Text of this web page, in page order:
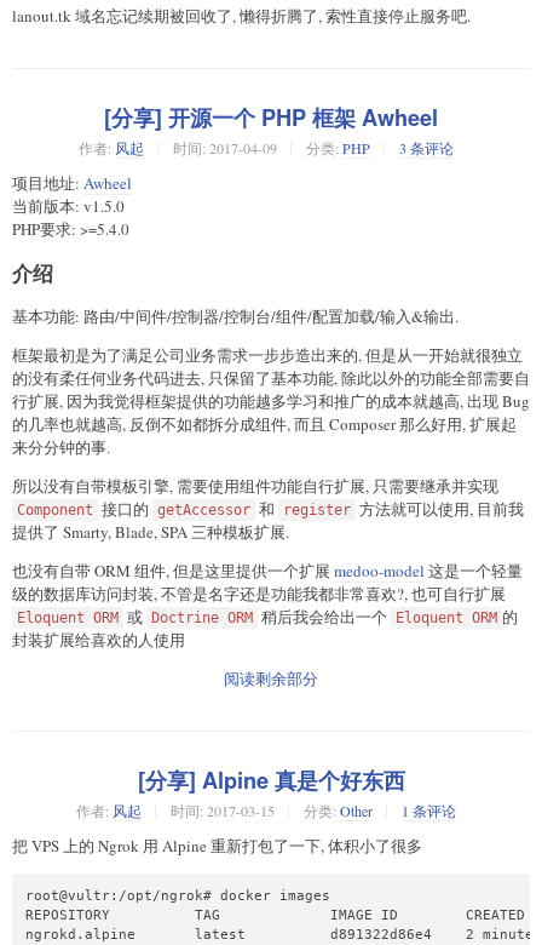
lanout.tk 域名忘记续期被回收了, 懒得折腾了, 索性直接停止服务吧.
[分享] 开源一个 PHP 框架 Awheel
作者: 风起 时间: 2017-04-09 分类: PHP 3 条评论
项目地址: Awheel
当前版本: v1.5.0
PHP要求: >=5.4.0
介绍
基本功能: 路由/中间件/控制器/控制台/组件/配置加载/输入&输出.
框架最初是为了满足公司业务需求一步步造出来的, 但是从一开始就很独立
的没有柔任何业务代码进去, 只保留了基本功能, 除此以外的功能全部需要自
行扩展, 因为我觉得框架提供的功能越多学习和推广的成本就越高, 出现 Bug
的几率也就越高, 反倒不如都拆分成组件, 而且 Composer 那么好用, 扩展起
来分分钟的事.
所以没有自带模板引擎, 需要使用组件功能自行扩展, 只需要继承并实现
Component 接口的 getAccessor 和 register 方法就可以使用, 目前我
提供了 Smarty, Blade, SPA 三种模板扩展.
也没有自带 ORM 组件, 但是这里提供一个扩展 medoo-model 这是一个轻量
级的数据库访问封装, 不管是名字还是功能我都非常喜欢?, 也可自行扩展
Eloquent ORM 或 Doctrine ORM 稍后我会给出一个 Eloquent ORM 的
封装扩展给喜欢的人使用
阅读剩余部分
[分享] Alpine 真是个好东西
作者: 风起 时间: 2017-03-15 分类: Other 1 条评论
把 VPS 上的 Ngrok 用 Alpine 重新打包了一下, 体积小了很多
root@vultr:/opt/ngrok# docker images
REPOSITORY          TAG             IMAGE ID
ngrokd.alpine       latest          d891322d86e4    2 minutes